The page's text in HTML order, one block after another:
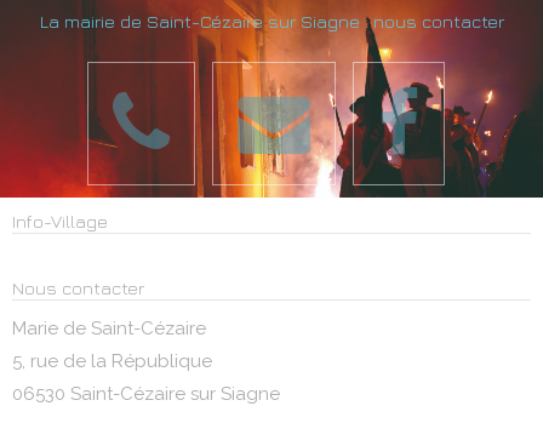
La mairie de Saint-Cézaire sur Siagne : nous contacter
Info-Village
Nous contacter
Marie de Saint-Cézaire
5, rue de la République
06530 Saint-Cézaire sur Siagne